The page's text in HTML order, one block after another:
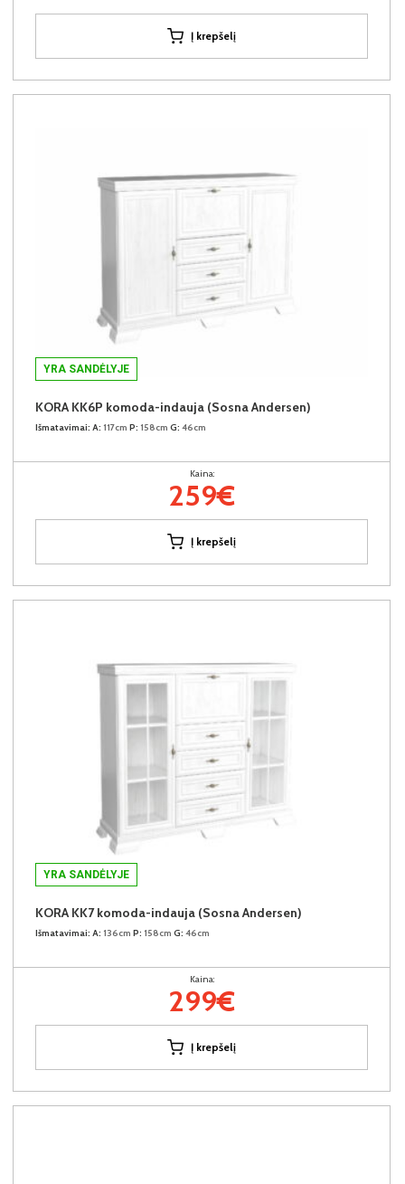
Į krepšelį
YRA SANDĖLYJE
KORA KK6P komoda-indauja (Sosna Andersen)
Išmatavimai: A: 117cm P: 158cm G: 46cm
Kaina:
259€
Į krepšelį
YRA SANDĖLYJE
KORA KK7 komoda-indauja (Sosna Andersen)
Išmatavimai: A: 136cm P: 158cm G: 46cm
Kaina:
299€
Į krepšelį